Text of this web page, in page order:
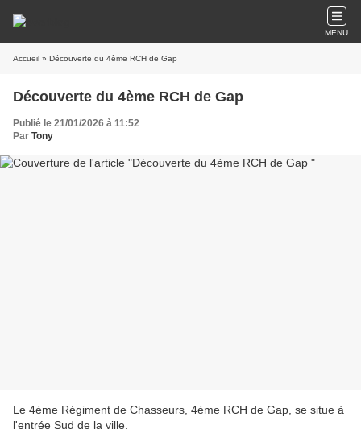
MENU
Accueil » Découverte du 4ème RCH de Gap
Découverte du 4ème RCH de Gap
Publié le 21/01/2026 à 11:52
Par Tony
Le 4ème Régiment de Chasseurs, 4ème RCH de Gap, se situe à
l'entrée Sud de la ville.